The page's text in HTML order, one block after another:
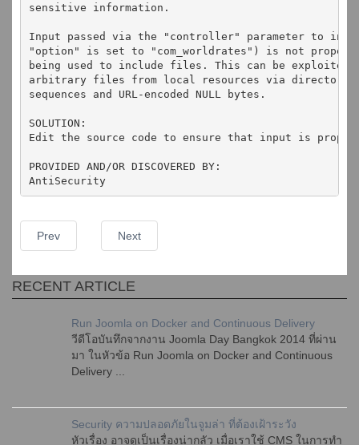
sensitive information.
Input passed via the "controller" parameter to
"option" is set to "com_worldrates") is not
being used to include files. This can be exploited
arbitrary files from local resources via directory
sequences and URL-encoded NULL bytes.
SOLUTION:
Edit the source code to ensure that input is
PROVIDED AND/OR DISCOVERED BY:
AntiSecurity
Prev Next
RECENT ARTICLE
Run Joomla on Docker and Continuous Delivery
วีดีโอบันทึกจากงาน Joomla Day Bangkok 2014 ที่ผ่าน
มา ในหัวข้อ Run Joomla on Docker and Continuous
Delivery ...
Security ความปลอดภัยในจูมล่า ที่ต้องเฝ้าระวัง
หัวเรื่อง อาจดูเป็นเรื่องน่ากลัว เมื่อเราใช้ CMS ในการทำ